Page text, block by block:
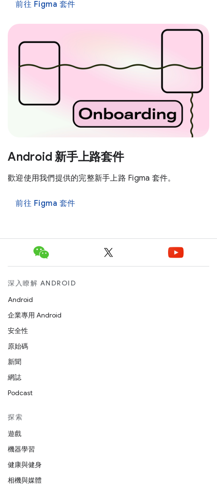
前往 Figma 套件
Android 新手上路套件
歡迎使用我們提供的完整新手上路 Figma 套件。
前往 Figma 套件
深入瞭解 ANDROID
Android
企業專用 Android
安全性
原始碼
新聞
網誌
Podcast
探索
遊戲
機器學習
健康與健身
相機與媒體